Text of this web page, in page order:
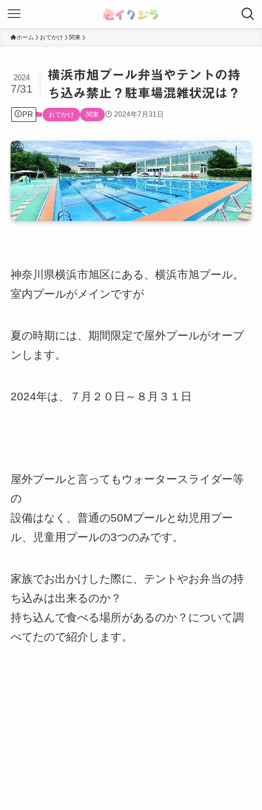
ホーム おでかけ 関東
横浜市旭プール弁当やテントの持
ち込み禁止？駐車場混雑状況は？
2024
7/31
PR おでかけ 関東 2024年7月31日
神奈川県横浜市旭区にある、横浜市旭プール。
室内プールがメインですが
夏の時期には、期間限定で屋外プールがオープ
ンします。
2024年は、７月２０日～８月３１日
屋外プールと言ってもウォータースライダー等
の
設備はなく、普通の50Mプールと幼児用プー
ル、児童用プールの3つのみです。
家族でお出かけした際に、テントやお弁当の持
ち込みは出来るのか？
持ち込んで食べる場所があるのか？について調
べてたので紹介します。